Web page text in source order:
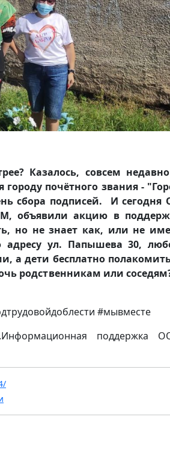
Казалось, совсем
почётного звания -
сбора подписей. И сегодня
объявили акцию в
но не знает как, или не
адресу ул. Папышева 30,
а дети бесплатно
родственникам или
#мывместе
поддержка